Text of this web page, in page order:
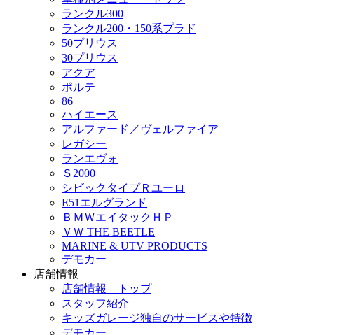
ランクル300
ランクル200・150系プラド
50プリウス
30プリウス
アクア
ポルテ
86
ハイエース
アルファード／ヴェルファイア
レガシー
ランエヴォ
Ｓ2000
シビックタイプＲユーロ
E51エルグランド
ＢＭＷエイタックＨＰ
ＶＷ THE BEETLE
MARINE & UTV PRODUCTS
デモカー
店舗情報
店舗情報 トップ
スタッフ紹介
キッズガレージ独自のサービスや特徴
デモカー